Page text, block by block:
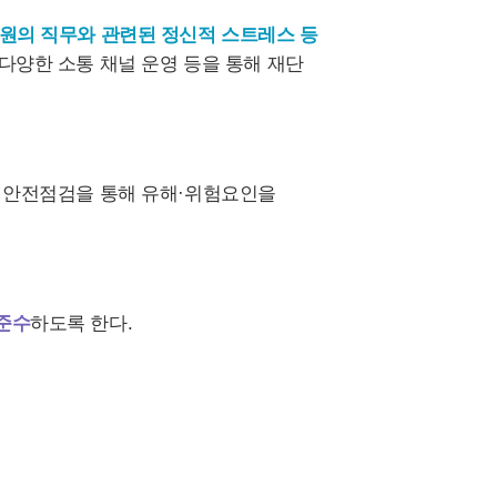
의 직무와 관련된 정신적 스트레스 등
양한 소통 채널 운영 등을 통해 재단
전점검을 통해 유해·위험요인을
수하도록 한다.